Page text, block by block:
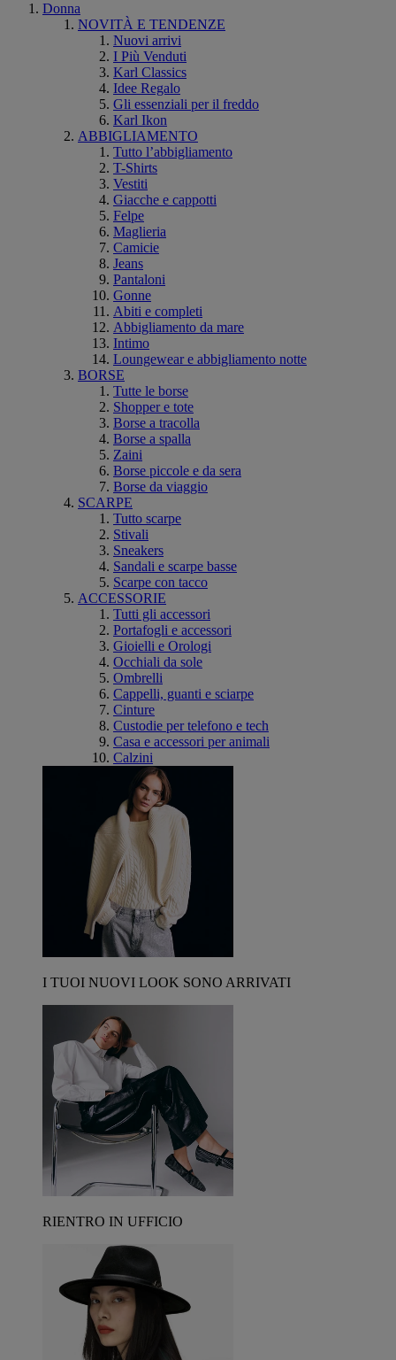
Donna
NOVITÀ E TENDENZE
Nuovi arrivi
I Più Venduti
Karl Classics
Idee Regalo
Gli essenziali per il freddo
Karl Ikon
ABBIGLIAMENTO
Tutto l’abbigliamento
T-Shirts
Vestiti
Giacche e cappotti
Felpe
Maglieria
Camicie
Jeans
Pantaloni
Gonne
Abiti e completi
Abbigliamento da mare
Intimo
Loungewear e abbigliamento notte
BORSE
Tutte le borse
Shopper e tote
Borse a tracolla
Borse a spalla
Zaini
Borse piccole e da sera
Borse da viaggio
SCARPE
Tutto scarpe
Stivali
Sneakers
Sandali e scarpe basse
Scarpe con tacco
ACCESSORIE
Tutti gli accessori
Portafogli e accessori
Gioielli e Orologi
Occhiali da sole
Ombrelli
Cappelli, guanti e sciarpe
Cinture
Custodie per telefono e tech
Casa e accessori per animali
Calzini
I TUOI NUOVI LOOK SONO ARRIVATI
RIENTRO IN UFFICIO